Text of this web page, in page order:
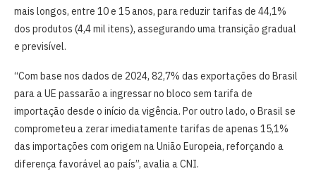
mais longos, entre 10 e 15 anos, para reduzir tarifas de 44,1%
dos produtos (4,4 mil itens), assegurando uma transição gradual
e previsível.
“Com base nos dados de 2024, 82,7% das exportações do Brasil
para a UE passarão a ingressar no bloco sem tarifa de
importação desde o início da vigência. Por outro lado, o Brasil se
comprometeu a zerar imediatamente tarifas de apenas 15,1%
das importações com origem na União Europeia, reforçando a
diferença favorável ao país”, avalia a CNI.